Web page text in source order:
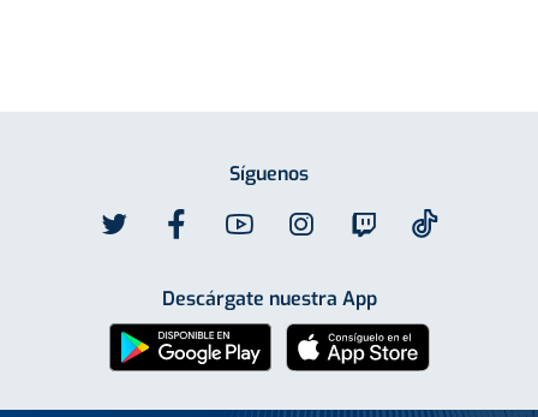
Síguenos
Descárgate nuestra App